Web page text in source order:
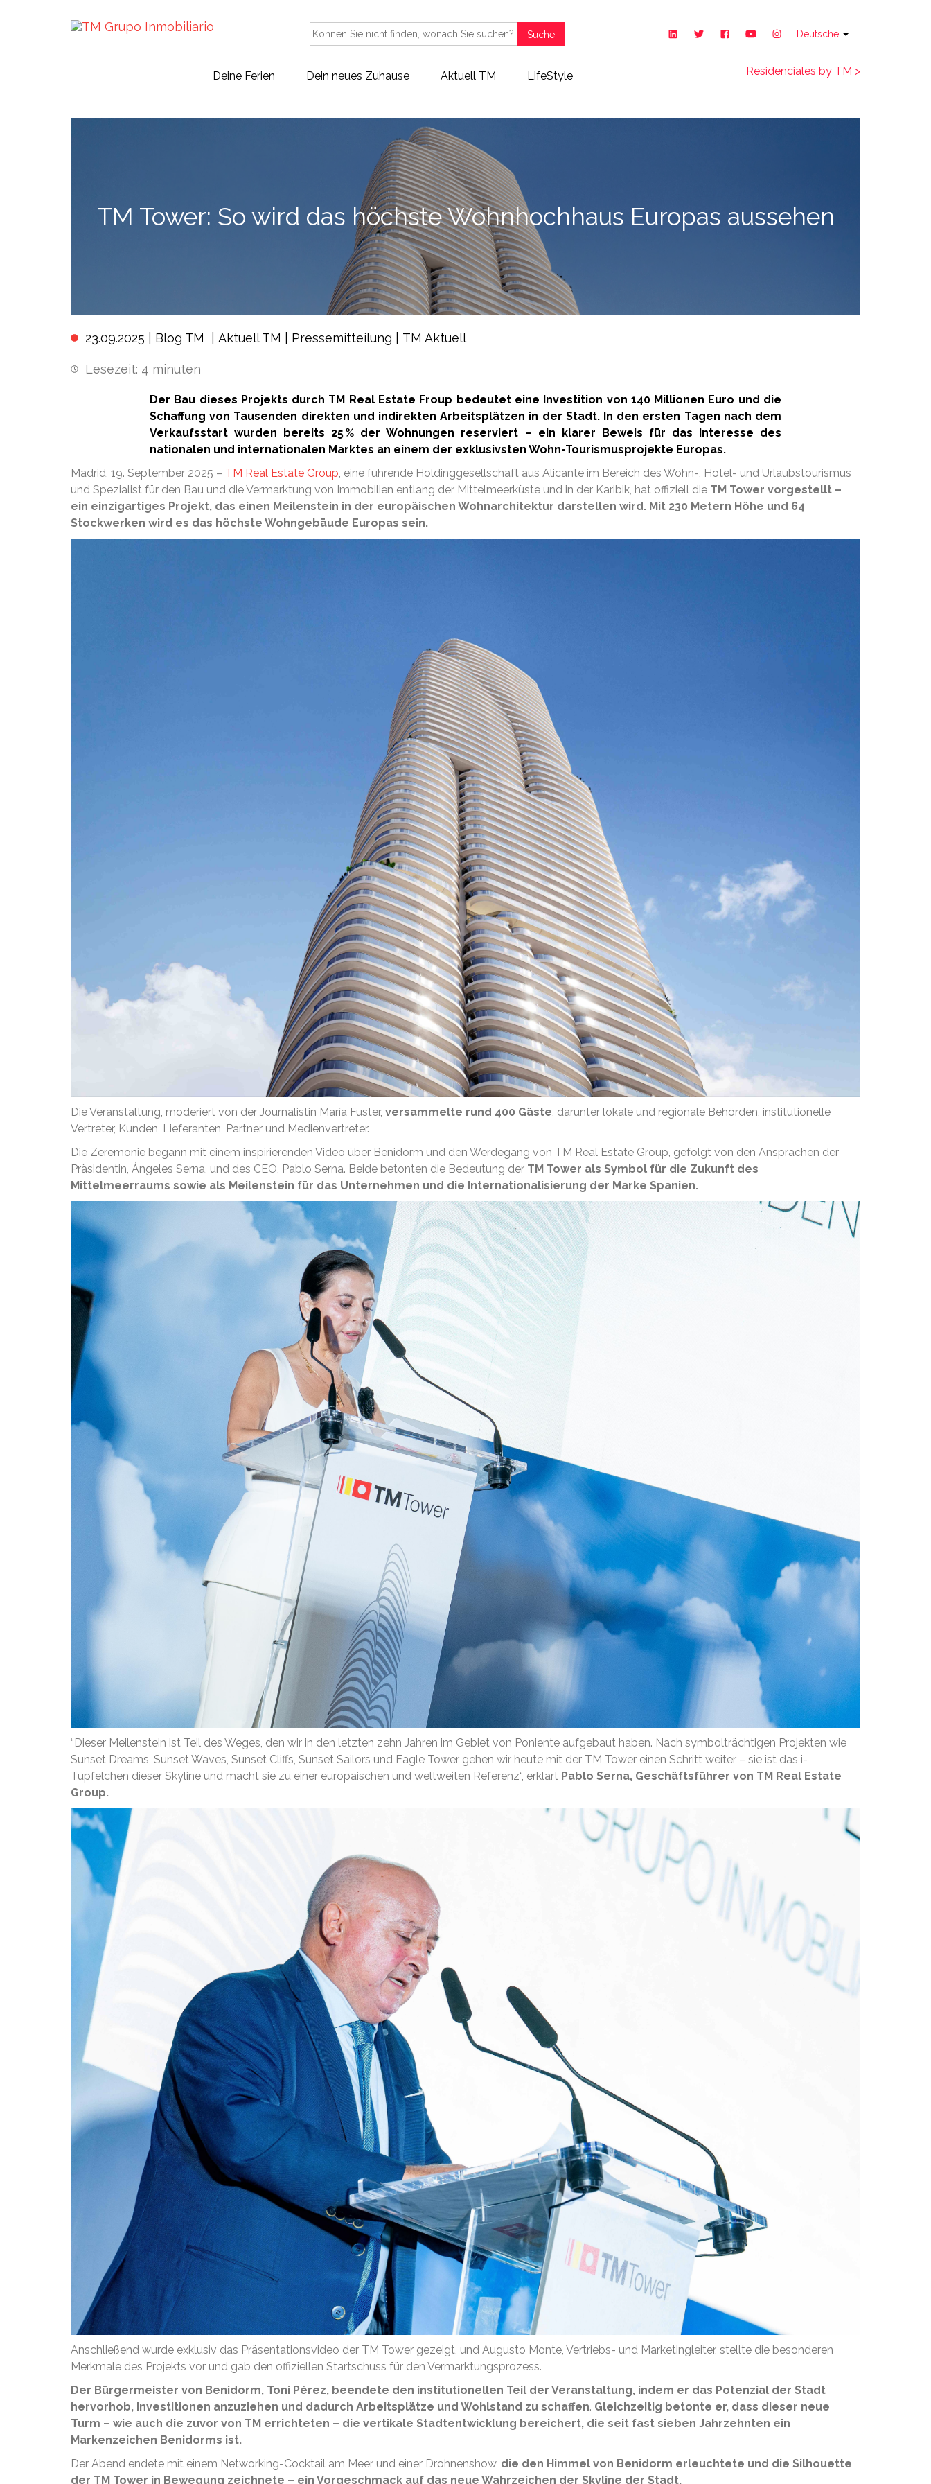
Suche Deutsche
Deine Ferien Dein neues Zuhause Aktuell TM LifeStyle Residenciales by TM >
TM Tower: So wird das höchste Wohnhochhaus Europas aussehen
23.09.2025 | Blog TM Aktuell TM Pressemitteilung TM Aktuell
Lesezeit: 4 minuten
Der Bau dieses Projekts durch TM Real Estate Froup bedeutet eine Investition von 140 Millionen Euro und die
Schaffung von Tausenden direkten und indirekten Arbeitsplätzen in der Stadt. In den ersten Tagen nach dem
Verkaufsstart wurden bereits 25 % der Wohnungen reserviert – ein klarer Beweis für das Interesse des
nationalen und internationalen Marktes an einem der exklusivsten Wohn-Tourismusprojekte Europas.
Madrid, 19. September 2025 – TM Real Estate Group, eine führende Holdinggesellschaft aus Alicante im Bereich des Wohn-, Hotel- und Urlaubstourismus
und Spezialist für den Bau und die Vermarktung von Immobilien entlang der Mittelmeerküste und in der Karibik, hat offiziell die TM Tower vorgestellt –
ein einzigartiges Projekt, das einen Meilenstein in der europäischen Wohnarchitektur darstellen wird. Mit 230 Metern Höhe und 64
Stockwerken wird es das höchste Wohngebäude Europas sein.
Die Veranstaltung, moderiert von der Journalistin María Fuster, versammelte rund 400 Gäste, darunter lokale und regionale Behörden, institutionelle
Vertreter, Kunden, Lieferanten, Partner und Medienvertreter.
Die Zeremonie begann mit einem inspirierenden Video über Benidorm und den Werdegang von TM Real Estate Group, gefolgt von den Ansprachen der
Präsidentin, Ángeles Serna, und des CEO, Pablo Serna. Beide betonten die Bedeutung der TM Tower als Symbol für die Zukunft des
Mittelmeerraums sowie als Meilenstein für das Unternehmen und die Internationalisierung der Marke Spanien.
“Dieser Meilenstein ist Teil des Weges, den wir in den letzten zehn Jahren im Gebiet von Poniente aufgebaut haben. Nach symbolträchtigen Projekten wie
Sunset Dreams, Sunset Waves, Sunset Cliffs, Sunset Sailors und Eagle Tower gehen wir heute mit der TM Tower einen Schritt weiter – sie ist das i-
Tüpfelchen dieser Skyline und macht sie zu einer europäischen und weltweiten Referenz“, erklärt Pablo Serna, Geschäftsführer von TM Real Estate
Group.
Anschließend wurde exklusiv das Präsentationsvideo der TM Tower gezeigt, und Augusto Monte, Vertriebs- und Marketingleiter, stellte die besonderen
Merkmale des Projekts vor und gab den offiziellen Startschuss für den Vermarktungsprozess.
Der Bürgermeister von Benidorm, Toni Pérez, beendete den institutionellen Teil der Veranstaltung, indem er das Potenzial der Stadt
hervorhob, Investitionen anzuziehen und dadurch Arbeitsplätze und Wohlstand zu schaffen. Gleichzeitig betonte er, dass dieser neue
Turm – wie auch die zuvor von TM errichteten – die vertikale Stadtentwicklung bereichert, die seit fast sieben Jahrzehnten ein
Markenzeichen Benidorms ist.
Der Abend endete mit einem Networking-Cocktail am Meer und einer Drohnenshow, die den Himmel von Benidorm erleuchtete und die Silhouette
der TM Tower in Bewegung zeichnete – ein Vorgeschmack auf das neue Wahrzeichen der Skyline der Stadt.